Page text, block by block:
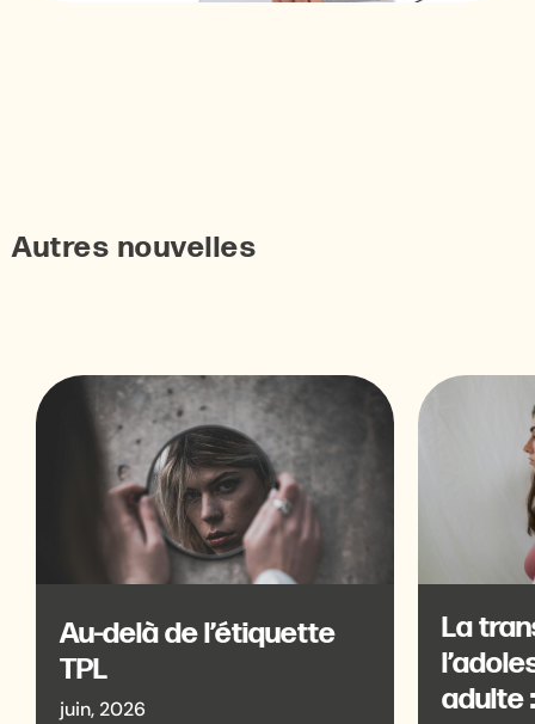
Autres nouvelles
Au-delà de l’étiquette
TPL
juin, 2026
La
adulte